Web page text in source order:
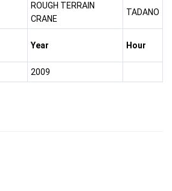
ROUGH TERRAIN
CRANE
TADANO
Year Hour
2009